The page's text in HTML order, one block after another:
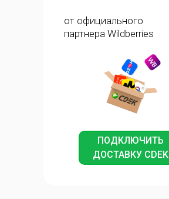
от официального
партнера Wildberries
ПОДКЛЮЧИТЬ
ДОСТАВКУ CDEK